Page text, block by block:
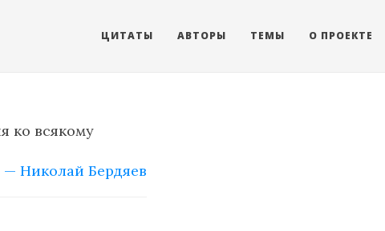
ЦИТАТЫ АВТОРЫ ТЕМЫ О ПРОЕКТЕ
ко всякому
— Николай Бердяев